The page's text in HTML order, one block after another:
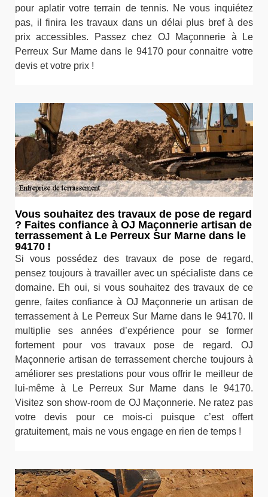
pour aplatir votre terrain de tennis. Ne vous inquiétez
pas, il finira les travaux dans un délai plus bref à des
prix accessibles. Passez chez OJ Maçonnerie à Le
Perreux Sur Marne dans le 94170 pour connaitre votre
devis et votre prix !
Vous souhaitez des travaux de pose de regard
? Faites confiance à OJ Maçonnerie artisan de
terrassement à Le Perreux Sur Marne dans le
94170 !
Si vous possédez des travaux de pose de regard,
pensez toujours à travailler avec un spécialiste dans ce
domaine. Eh oui, si vous souhaitez des travaux de ce
genre, faites confiance à OJ Maçonnerie un artisan de
terrassement à Le Perreux Sur Marne dans le 94170. Il
multiplie ses années d’expérience pour se former
fortement pour vos travaux pose de regard. OJ
Maçonnerie artisan de terrassement cherche toujours à
améliorer ses prestations pour vous offrir le meilleur de
lui-même à Le Perreux Sur Marne dans le 94170.
Visitez son show-room de OJ Maçonnerie. Ne ratez pas
votre devis pour ce mois-ci puisque c’est offert
gratuitement, mais ne vous engage en rien de temps !